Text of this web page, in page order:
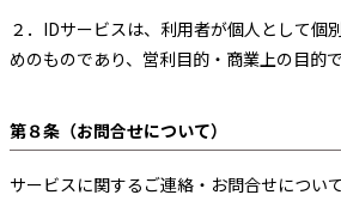
２． IDサービスは、利用者が個人として個
めのものであり、営利目的・商業上の目的
第８条（お問合せについて）
サービスに関するご連絡・お問合せについ